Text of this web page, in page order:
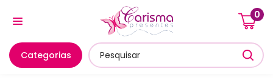
0
Categorias
Cozinha E Utensílios Mesa Posta E Servir Banheiro